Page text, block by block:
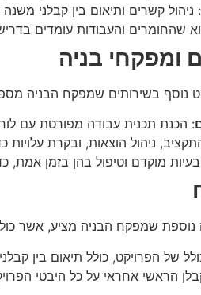
: ניהול קשרים ותיאום בין קבלני
שהחומרים והעבודות עומדים
ומפקחי בניה
נוסף בשירותים שמפקח הבניה
: הכנת תכנית עבודה מפורטת עם
ניהול הוצאות, ובקרת
בעיות מוקדם וטיפול בהן בזמן
נוספת שמפקח הבניה מציע, אשר
של הפרויקט, כולל תיאום בין
הראשי אחראי על כל היבטי